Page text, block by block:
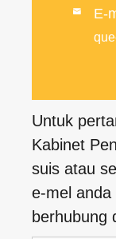
 E-
Untuk
Kabinet
suis atau
e-mel anda
berhubung